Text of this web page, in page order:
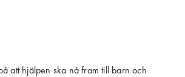
att hjälpen ska nå fram till barn och